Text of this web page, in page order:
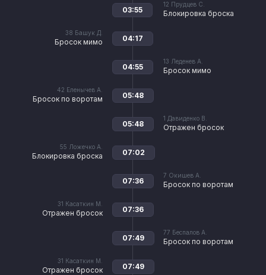
12 Прудцев С.
Блокировка броска
03:55
38 Башук Д.
Бросок мимо 04:17
13 Леденев А.
Бросок мимо
04:55
42 Еленычев А.
Бросок по воротам 05:48
1 Давиденко В.
Отражен бросок
05:48
55 Ложечко А.
Блокировка броска 07:02
7 Окишев А.
Бросок по воротам
07:36
31 Касаткин М.
Отражен бросок 07:36
77 Беспалов А.
Бросок по воротам
07:49
31 Касаткин М.
Отражен бросок 07:49